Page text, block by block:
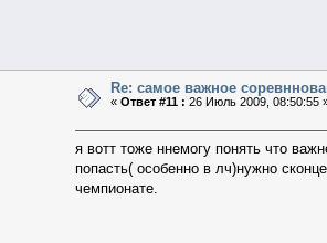
Re: самое важное
«Ответ #11 : 26 Июль 2009, 08:50:55
я вотт тоже ннемогу понять что
попасть( особенно в лч)нужно
чемпионате.